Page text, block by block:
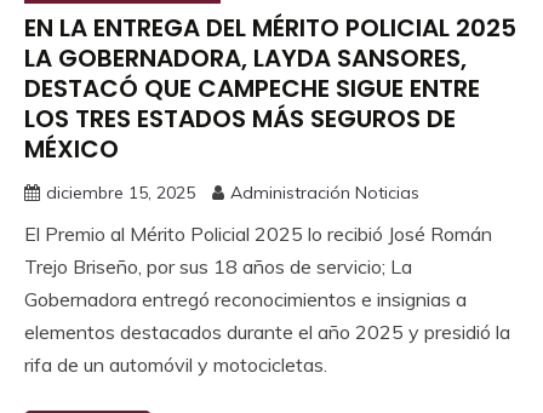
EN LA ENTREGA DEL MÉRITO POLICIAL 2025
LA GOBERNADORA, LAYDA SANSORES,
DESTACÓ QUE CAMPECHE SIGUE ENTRE
LOS TRES ESTADOS MÁS SEGUROS DE
MÉXICO
diciembre 15, 2025 Administración Noticias
El Premio al Mérito Policial 2025 lo recibió José Román
Trejo Briseño, por sus 18 años de servicio; La
Gobernadora entregó reconocimientos e insignias a
elementos destacados durante el año 2025 y presidió la
rifa de un automóvil y motocicletas.